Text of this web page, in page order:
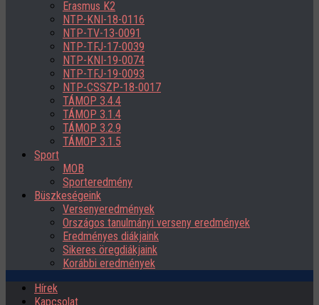
Erasmus K2
NTP-KNI-18-0116
NTP-TV-13-0091
NTP-TFJ-17-0039
NTP-KNI-19-0074
NTP-TFJ-19-0093
NTP-CSSZP-18-0017
TÁMOP 3.4.4
TÁMOP 3.1.4
TÁMOP 3.2.9
TÁMOP 3.1.5
Sport
MOB
Sporteredmény
Büszkeségeink
Versenyeredmények
Országos tanulmányi verseny eredmények
Eredményes diákjaink
Sikeres öregdiákjaink
Korábbi eredmények
Hírek
Kapcsolat